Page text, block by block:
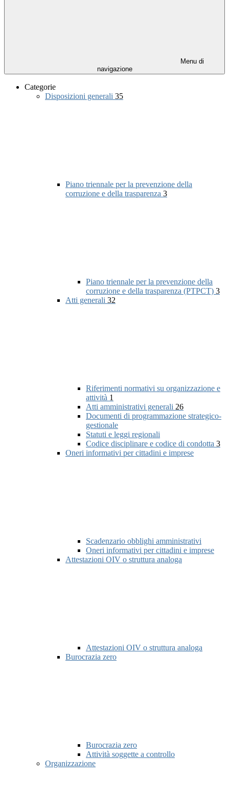
Menu di
navigazione
Categorie
Disposizioni generali 35
Piano triennale per la prevenzione della
corruzione e della trasparenza 3
Piano triennale per la prevenzione della
corruzione e della trasparenza (PTPCT) 3
Atti generali 32
Riferimenti normativi su organizzazione e
attività 1
Atti amministrativi generali 26
Documenti di programmazione strategico-
gestionale
Statuti e leggi regionali
Codice disciplinare e codice di condotta 3
Oneri informativi per cittadini e imprese
Scadenzario obblighi amministrativi
Oneri informativi per cittadini e imprese
Attestazioni OIV o struttura analoga
Attestazioni OIV o struttura analoga
Burocrazia zero
Burocrazia zero
Attività soggette a controllo
Organizzazione